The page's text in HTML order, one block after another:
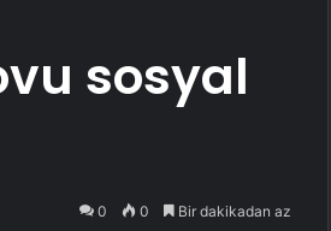
sosyal
0 0 Bir dakikadan az